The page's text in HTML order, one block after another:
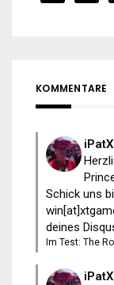
KOMMENTARE
Schick uns
deines
Im Test: The